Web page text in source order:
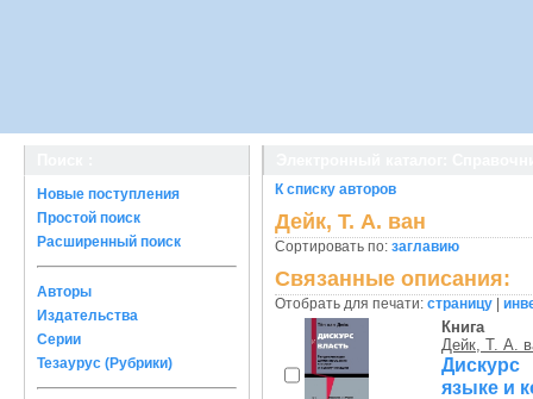
Новые поступления
Простой поиск
Расширенный поиск
Авторы
Издательства
Серии
Тезаурус (Рубрики)
К списку авторов
Дейк, Т. А. ван
Сортировать по: заглавию
Связанные описания:
Отобрать для печати: страницу
Книга
Дейк, Т. А.
Дискурс
языке и